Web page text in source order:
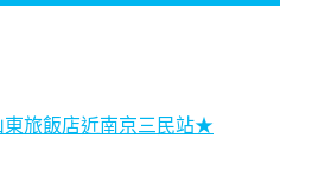
東旅飯店近南京三民站★